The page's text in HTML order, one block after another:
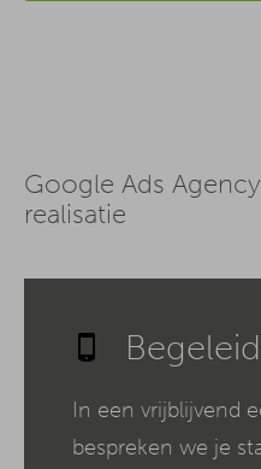
Google Ads
realisatie
In een vrijblijvend
bespreken we je